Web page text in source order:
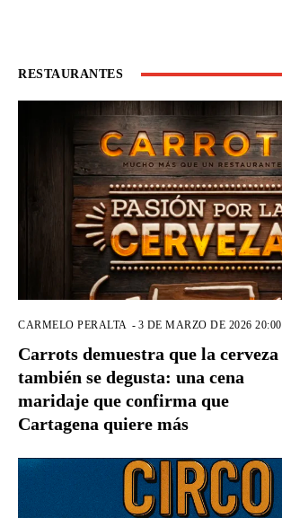
RESTAURANTES
CARMELO PERALTA - 3 DE MARZO DE 2026 20:00
Carrots demuestra que la cerveza
también se degusta: una cena
maridaje que confirma que
Cartagena quiere más